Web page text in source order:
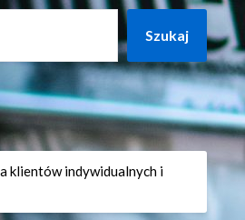
Szukaj
klientów indywidualnych i